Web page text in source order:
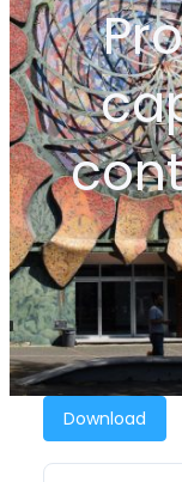
Download